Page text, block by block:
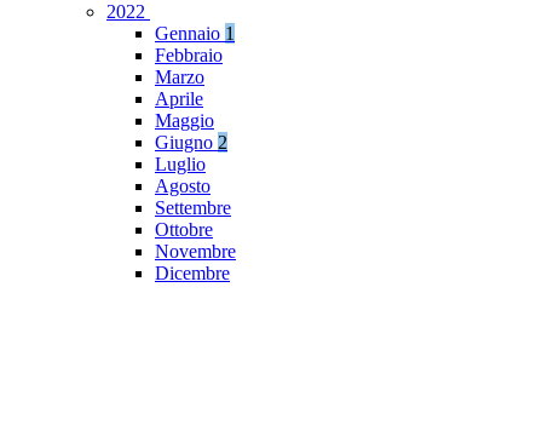
2022
Gennaio 1
Febbraio
Marzo
Aprile
Maggio
Giugno 2
Luglio
Agosto
Settembre
Ottobre
Novembre
Dicembre